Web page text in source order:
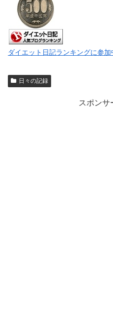
ダイエット日記ランキングに参加
日々の記録
スポンサ